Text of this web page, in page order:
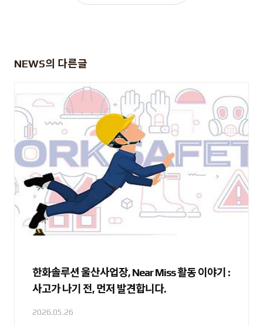
NEWS의 다른글
한화솔루션 울산사업장, Near Miss 활동 이야기 :
사고가 나기 전, 먼저 발견합니다.
2026.05.26